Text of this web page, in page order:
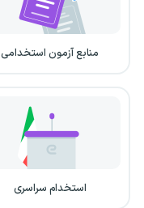
منابع آزمون استخدامی
استخدام سراسری